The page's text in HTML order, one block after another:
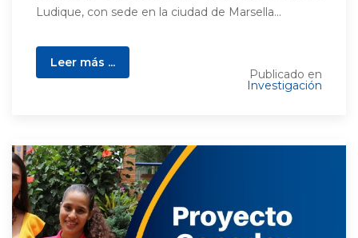
Ludique, con sede en la ciudad de Marsella...
Leer más ...
Publicado en
Investigación